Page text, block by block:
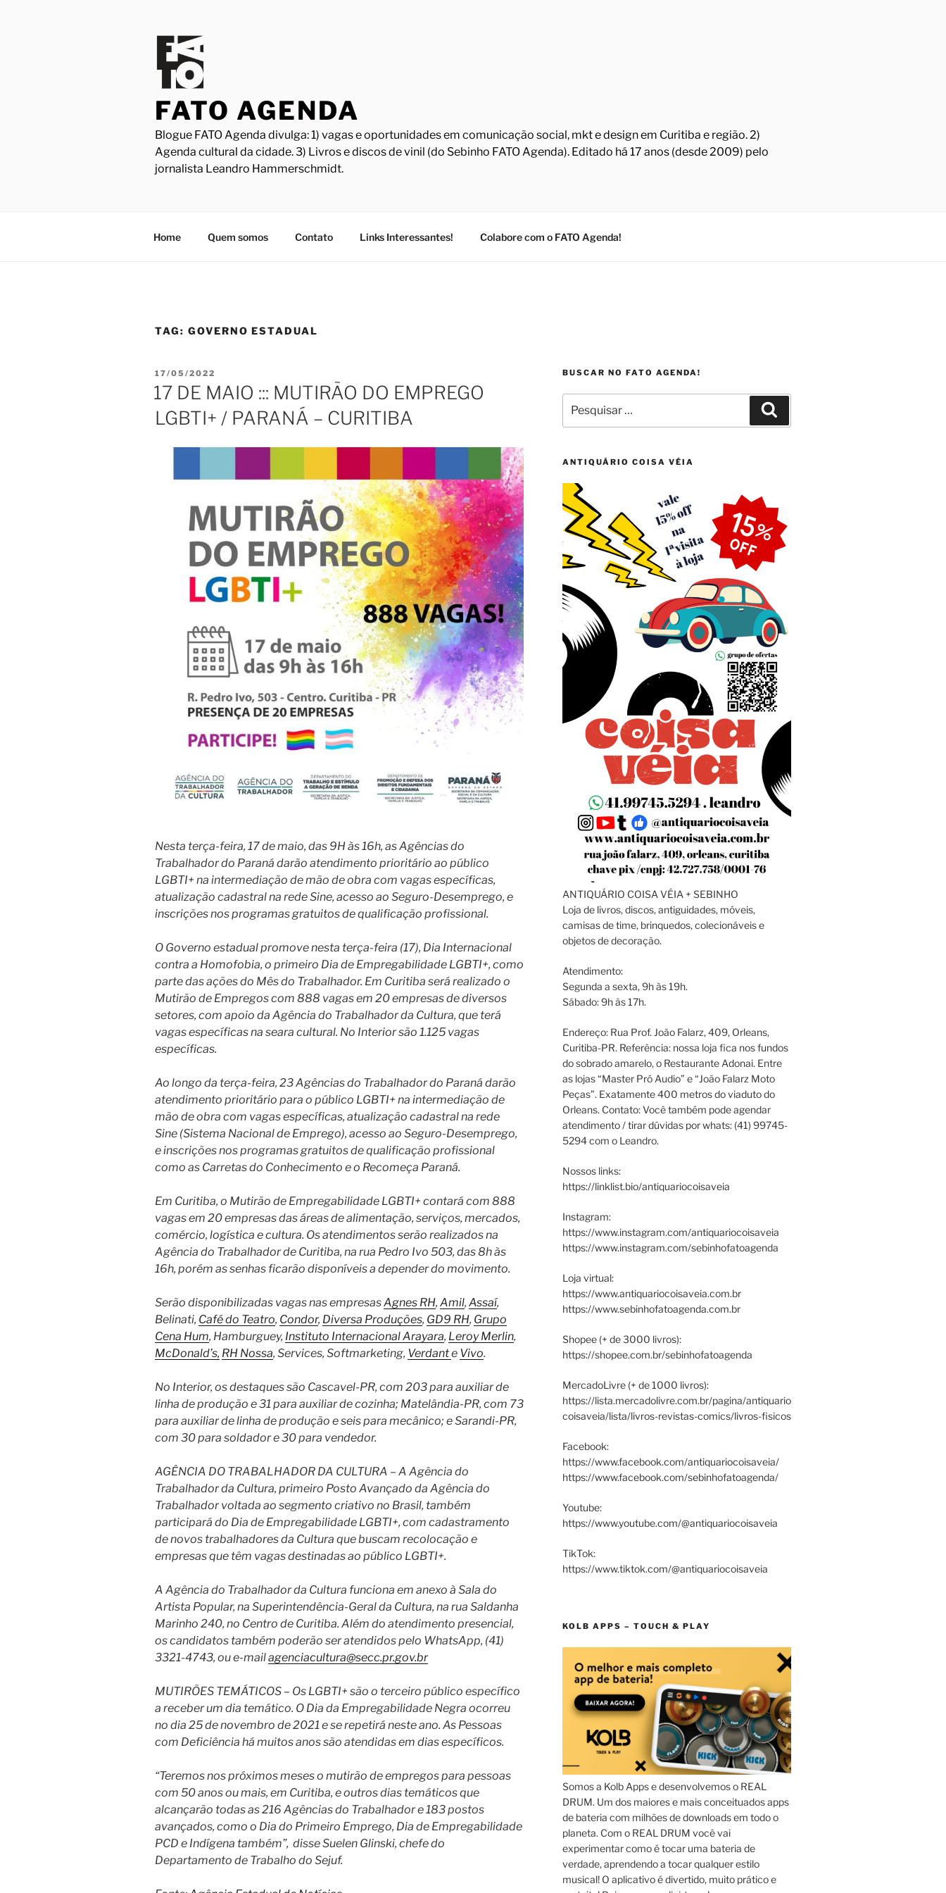
FATO AGENDA
Blogue FATO Agenda divulga: 1) vagas e oportunidades em comunicação social, mkt e design em Curitiba e região. 2)
Agenda cultural da cidade. 3) Livros e discos de vinil (do Sebinho FATO Agenda). Editado há 17 anos (desde 2009) pelo
jornalista Leandro Hammerschmidt.
Home Quem somos Contato Links Interessantes! Colabore com o FATO Agenda!
TAG: GOVERNO ESTADUAL
PUBLICADO
EM
17/05/2022
17 DE MAIO ::: MUTIRÃO DO EMPREGO
LGBTI+ / PARANÁ – CURITIBA
Nesta terça-feira, 17 de maio, das 9H às 16h, as Agências do
Trabalhador do Paraná darão atendimento prioritário ao público
LGBTI+ na intermediação de mão de obra com vagas específicas,
atualização cadastral na rede Sine, acesso ao Seguro-Desemprego, e
inscrições nos programas gratuitos de qualificação profissional.
O Governo estadual promove nesta terça-feira (17), Dia Internacional
contra a Homofobia, o primeiro Dia de Empregabilidade LGBTI+, como
parte das ações do Mês do Trabalhador. Em Curitiba será realizado o
Mutirão de Empregos com 888 vagas em 20 empresas de diversos
setores, com apoio da Agência do Trabalhador da Cultura, que terá
vagas específicas na seara cultural. No Interior são 1.125 vagas
específicas.
Ao longo da terça-feira, 23 Agências do Trabalhador do Paraná darão
atendimento prioritário para o público LGBTI+ na intermediação de
mão de obra com vagas específicas, atualização cadastral na rede
Sine (Sistema Nacional de Emprego), acesso ao Seguro-Desemprego,
e inscrições nos programas gratuitos de qualificação profissional
como as Carretas do Conhecimento e o Recomeça Paraná.
Em Curitiba, o Mutirão de Empregabilidade LGBTI+ contará com 888
vagas em 20 empresas das áreas de alimentação, serviços, mercados,
comércio, logística e cultura. Os atendimentos serão realizados na
Agência do Trabalhador de Curitiba, na rua Pedro Ivo 503, das 8h às
16h, porém as senhas ficarão disponíveis a depender do movimento.
Serão disponibilizadas vagas nas empresasAgnes RH, Amil, Assaí,
Belinati, Café do Teatro, Condor, Diversa Produções, GD9 RH, Grupo
Cena Hum, Hamburguey, Instituto Internacional Arayara, Leroy Merlin,
McDonald’s, RH Nossa, Services, Softmarketing, Verdante Vivo.
No Interior, os destaques são Cascavel-PR, com 203 para auxiliar de
linha de produção e 31 para auxiliar de cozinha; Matelândia-PR, com 73
para auxiliar de linha de produção e seis para mecânico; e Sarandi-PR,
com 30 para soldador e 30 para vendedor.
AGÊNCIA DO TRABALHADOR DA CULTURA – A Agência do
Trabalhador da Cultura, primeiro Posto Avançado da Agência do
Trabalhador voltada ao segmento criativo no Brasil, também
participará do Dia de Empregabilidade LGBTI+, com cadastramento
de novos trabalhadores da Cultura que buscam recolocação e
empresas que têm vagas destinadas ao público LGBTI+.
A Agência do Trabalhador da Cultura funciona em anexo à Sala do
Artista Popular, na Superintendência-Geral da Cultura, na rua Saldanha
Marinho 240, no Centro de Curitiba. Além do atendimento presencial,
os candidatos também poderão ser atendidos pelo WhatsApp, (41)
3321-4743, ou e-mailagenciacultura@secc.pr.gov.br
MUTIRÕES TEMÁTICOS – Os LGBTI+ são o terceiro público específico
a receber um dia temático. O Dia da Empregabilidade Negra ocorreu
no dia 25 de novembro de 2021 e se repetirá neste ano. As Pessoas
com Deficiência há muitos anos são atendidas em dias específicos.
“Teremos nos próximos meses o mutirão de empregos para pessoas
com 50 anos ou mais, em Curitiba, e outros dias temáticos que
alcançarão todas as 216 Agências do Trabalhador e 183 postos
avançados, como o Dia do Primeiro Emprego, Dia de Empregabilidade
PCD e Indígena também”, disse Suelen Glinski, chefe do
Departamento de Trabalho do Sejuf.
BUSCAR NO FATO AGENDA!
por:
ANTIQUÁRIO COISA VÉIA
ANTIQUÁRIO COISA VÉIA + SEBINHO
Loja de livros, discos, antiguidades, móveis,
camisas de time, brinquedos, colecionáveis e
objetos de decoração.
Atendimento:
Segunda a sexta, 9h às 19h.
Sábado: 9h às 17h.
Endereço: Rua Prof. João Falarz, 409, Orleans,
Curitiba-PR. Referência: nossa loja fica nos fundos
do sobrado amarelo, o Restaurante Adonai. Entre
as lojas “Master Pró Audio” e “João Falarz Moto
Peças”. Exatamente 400 metros do viaduto do
Orleans. Contato: Você também pode agendar
atendimento / tirar dúvidas por whats: (41) 99745-
5294 com o Leandro.
Nossos links:
https://linklist.bio/antiquariocoisaveia
Instagram:
https://www.instagram.com/antiquariocoisaveia
https://www.instagram.com/sebinhofatoagenda
Loja virtual:
https://www.antiquariocoisaveia.com.br
https://www.sebinhofatoagenda.com.br
Shopee (+ de 3000 livros):
https://shopee.com.br/sebinhofatoagenda
MercadoLivre (+ de 1000 livros):
https://lista.mercadolivre.com.br/pagina/antiquario
coisaveia/lista/livros-revistas-comics/livros-fisicos
Facebook:
https://www.facebook.com/antiquariocoisaveia/
https://www.facebook.com/sebinhofatoagenda/
Youtube:
https://www.youtube.com/@antiquariocoisaveia
TikTok:
https://www.tiktok.com/@antiquariocoisaveia
KOLB APPS – TOUCH & PLAY
Somos a Kolb Apps e desenvolvemos o REAL
DRUM. Um dos maiores e mais conceituados apps
de bateria com milhões de downloads em todo o
planeta. Com o REAL DRUM você vai
experimentar como é tocar uma bateria de
verdade, aprendendo a tocar qualquer estilo
musical! O aplicativo é divertido, muito prático e